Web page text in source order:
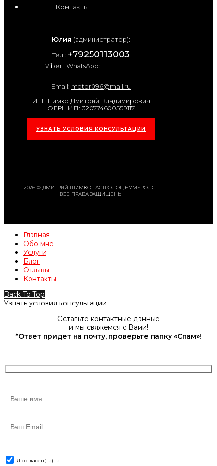
Контакты
Юлия (администратор):
Тел.: +79250113003
Viber | WhatsApp:
Email: motor096@mail.ru
ИП Шимко Дмитрий Владимирович
ОГРНИП: 320774600550117
УЗНАТЬ УСЛОВИЯ КОНСУЛЬТАЦИИ
2026 © ДМИТРИЙ ШИМКО | АСТРОЛОГ, НУМЕРОЛОГ
ВСЕ ПРАВА ЗАЩИЩЕНЫ
Главная
Обо мне
Услуги
Блог
Отзывы
Контакты
Back To Top
Узнать условия консультации
Оставьте контактные данные
и мы свяжемся с Вами!
*Ответ придет на почту, проверьте папку «Спам»!
Я согласен(на)на